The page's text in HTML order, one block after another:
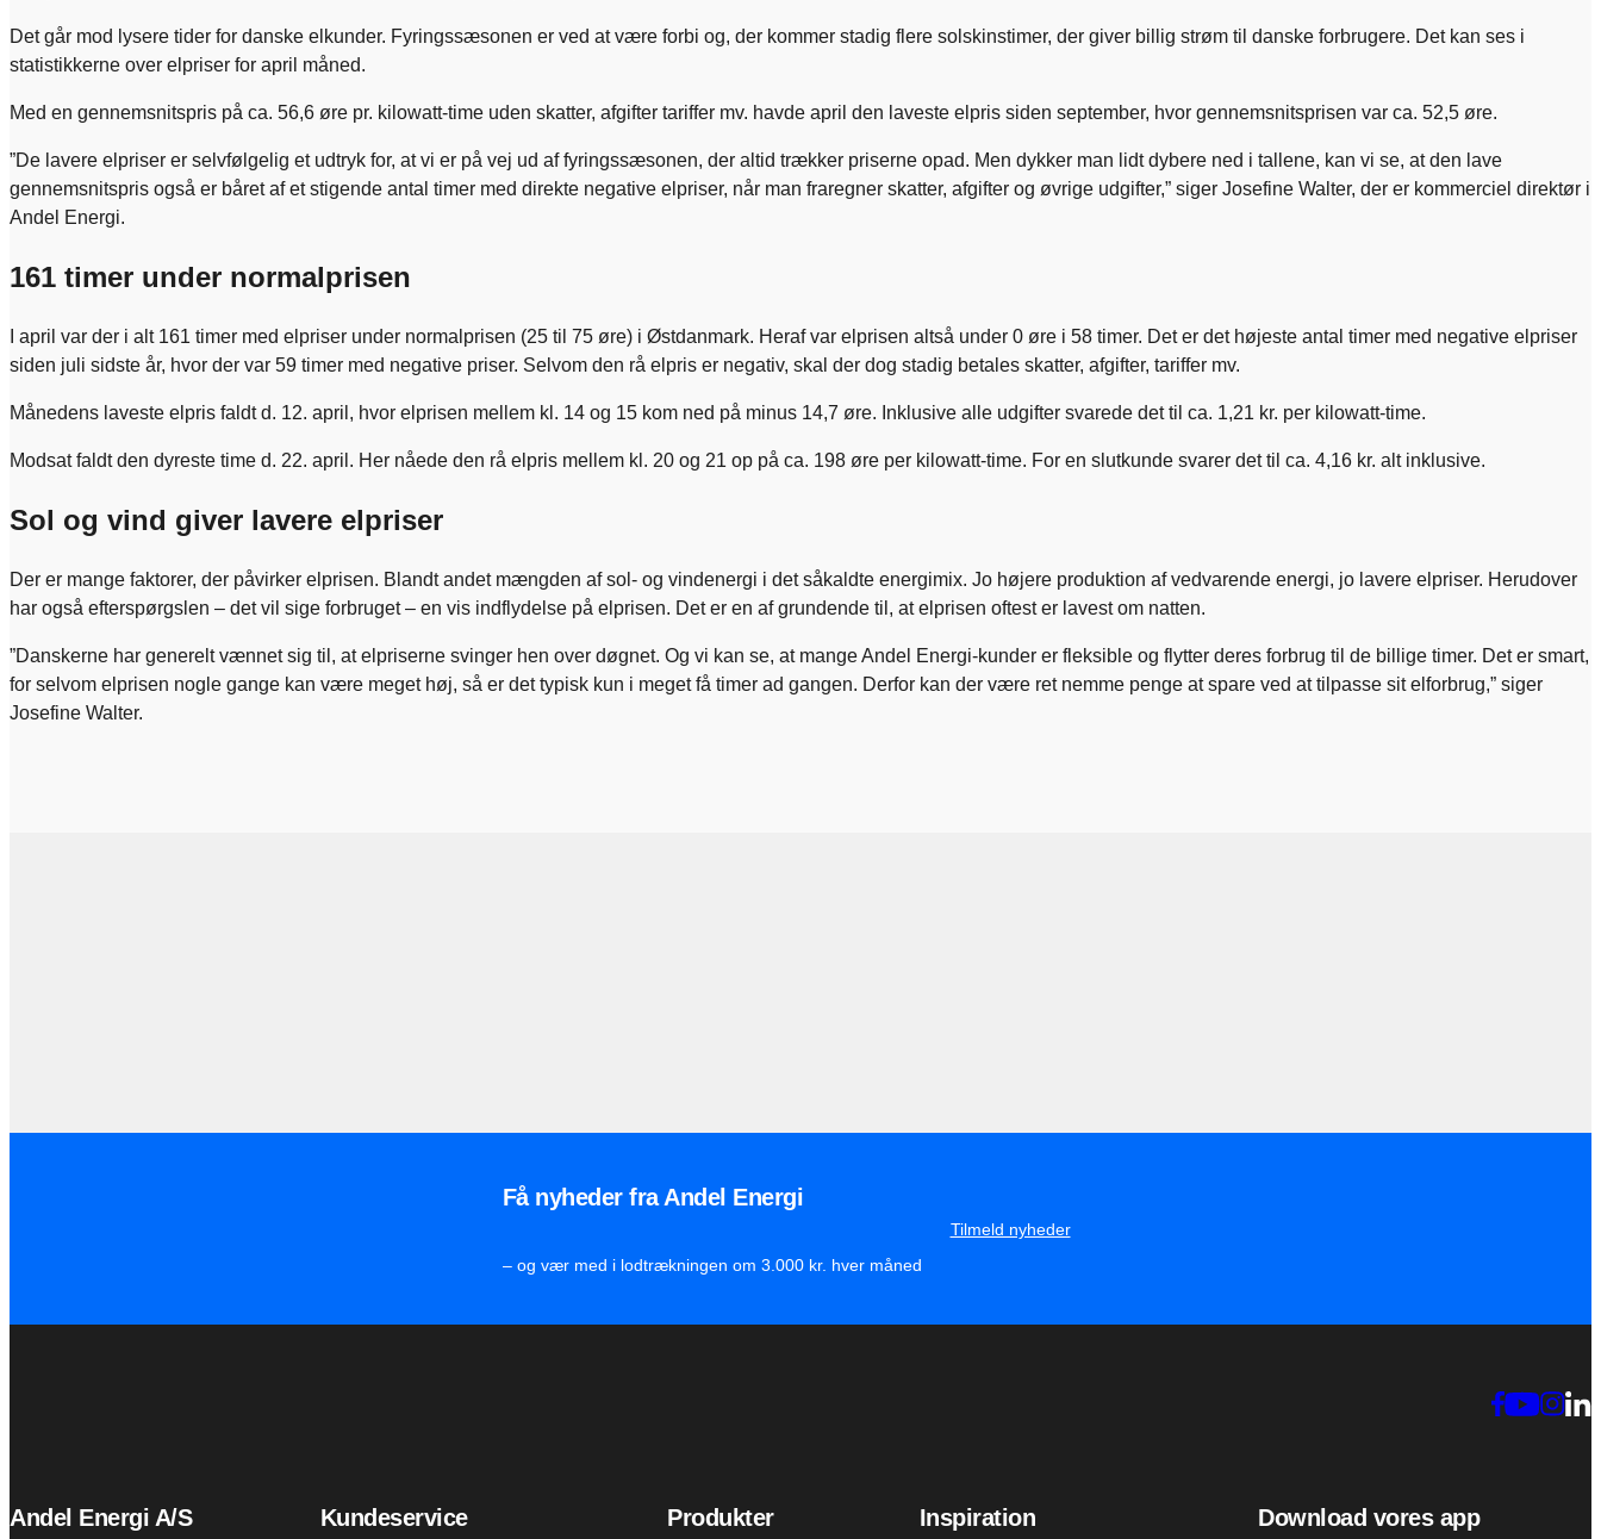
Det går mod lysere tider for danske elkunder. Fyringssæsonen er ved at være forbi og, der kommer stadig flere solskinstimer, der giver billig strøm til danske forbrugere. Det kan ses i
statistikkerne over elpriser for april måned.
Med en gennemsnitspris på ca. 56,6 øre pr. kilowatt-time uden skatter, afgifter tariffer mv. havde april den laveste elpris siden september, hvor gennemsnitsprisen var ca. 52,5 øre.
”De lavere elpriser er selvfølgelig et udtryk for, at vi er på vej ud af fyringssæsonen, der altid trækker priserne opad. Men dykker man lidt dybere ned i tallene, kan vi se, at den lave
gennemsnitspris også er båret af et stigende antal timer med direkte negative elpriser, når man fraregner skatter, afgifter og øvrige udgifter,” siger Josefine Walter, der er kommerciel direktør i
Andel Energi.
161 timer under normalprisen
I april var der i alt 161 timer med elpriser under normalprisen (25 til 75 øre) i Østdanmark. Heraf var elprisen altså under 0 øre i 58 timer. Det er det højeste antal timer med negative elpriser
siden juli sidste år, hvor der var 59 timer med negative priser. Selvom den rå elpris er negativ, skal der dog stadig betales skatter, afgifter, tariffer mv.
Månedens laveste elpris faldt d. 12. april, hvor elprisen mellem kl. 14 og 15 kom ned på minus 14,7 øre. Inklusive alle udgifter svarede det til ca. 1,21 kr. per kilowatt-time.
Modsat faldt den dyreste time d. 22. april. Her nåede den rå elpris mellem kl. 20 og 21 op på ca. 198 øre per kilowatt-time. For en slutkunde svarer det til ca. 4,16 kr. alt inklusive.
Sol og vind giver lavere elpriser
Der er mange faktorer, der påvirker elprisen. Blandt andet mængden af sol- og vindenergi i det såkaldte energimix. Jo højere produktion af vedvarende energi, jo lavere elpriser. Herudover
har også efterspørgslen – det vil sige forbruget – en vis indflydelse på elprisen. Det er en af grundende til, at elprisen oftest er lavest om natten.
”Danskerne har generelt vænnet sig til, at elpriserne svinger hen over døgnet. Og vi kan se, at mange Andel Energi-kunder er fleksible og flytter deres forbrug til de billige timer. Det er smart,
for selvom elprisen nogle gange kan være meget høj, så er det typisk kun i meget få timer ad gangen. Derfor kan der være ret nemme penge at spare ved at tilpasse sit elforbrug,” siger
Josefine Walter.
Få nyheder fra Andel Energi
– og vær med i lodtrækningen om 3.000 kr. hver måned
Tilmeld nyheder
Andel Energi A/S Kundeservice Produkter Inspiration Download vores app